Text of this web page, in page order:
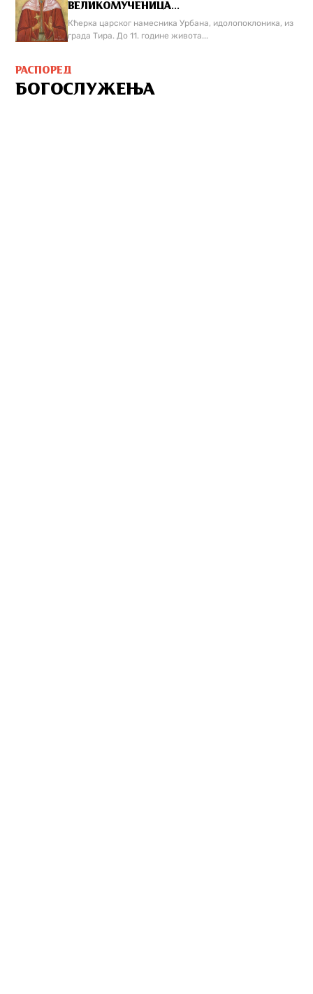
ВЕЛИКОМУЧЕНИЦА...
Кћерка царског намесника Урбана, идолопоклоника, из
града Тира. До 11. године живота...
РАСПОРЕД
БОГОСЛУЖЕЊА